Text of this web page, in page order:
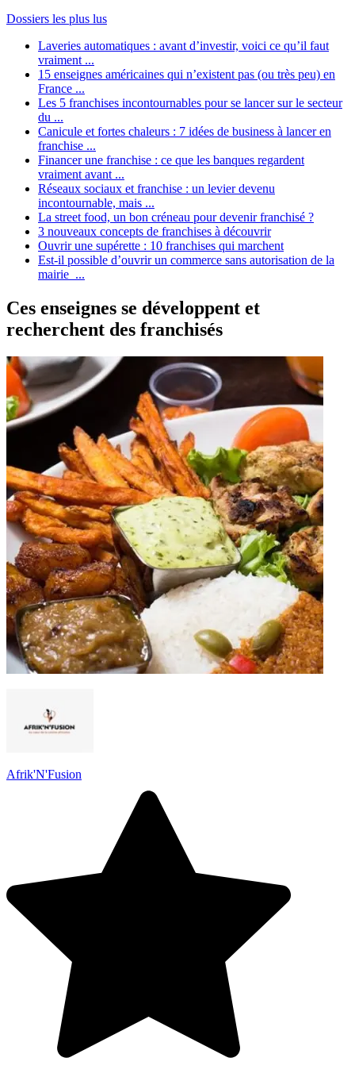
Dossiers les plus lus
Laveries automatiques : avant d’investir, voici ce qu’il faut
vraiment ...
15 enseignes américaines qui n’existent pas (ou très peu) en
France ...
Les 5 franchises incontournables pour se lancer sur le secteur
du ...
Canicule et fortes chaleurs : 7 idées de business à lancer en
franchise ...
Financer une franchise : ce que les banques regardent
vraiment avant ...
Réseaux sociaux et franchise : un levier devenu
incontournable, mais ...
La street food, un bon créneau pour devenir franchisé ?
3 nouveaux concepts de franchises à découvrir
Ouvrir une supérette : 10 franchises qui marchent
Est-il possible d’ouvrir un commerce sans autorisation de la
mairie ...
Ces enseignes se développent et
recherchent des franchisés
Afrik'N'Fusion